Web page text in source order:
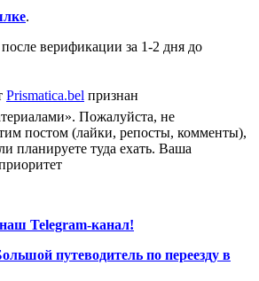
.
верификации за 1-2 дня до
Prismatica.bel признан
Пожалуйста, не
постом (лайки, репосты, комменты),
планируете туда ехать. Ваша
Telegram-канал!
путеводитель по переезду в